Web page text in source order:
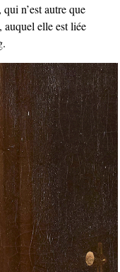
n’est autre que
auquel elle est liée